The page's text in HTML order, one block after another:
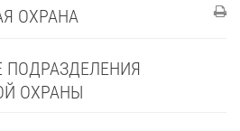
ОХРАНА
ПОДРАЗДЕЛЕНИЯ
ОХРАНЫ